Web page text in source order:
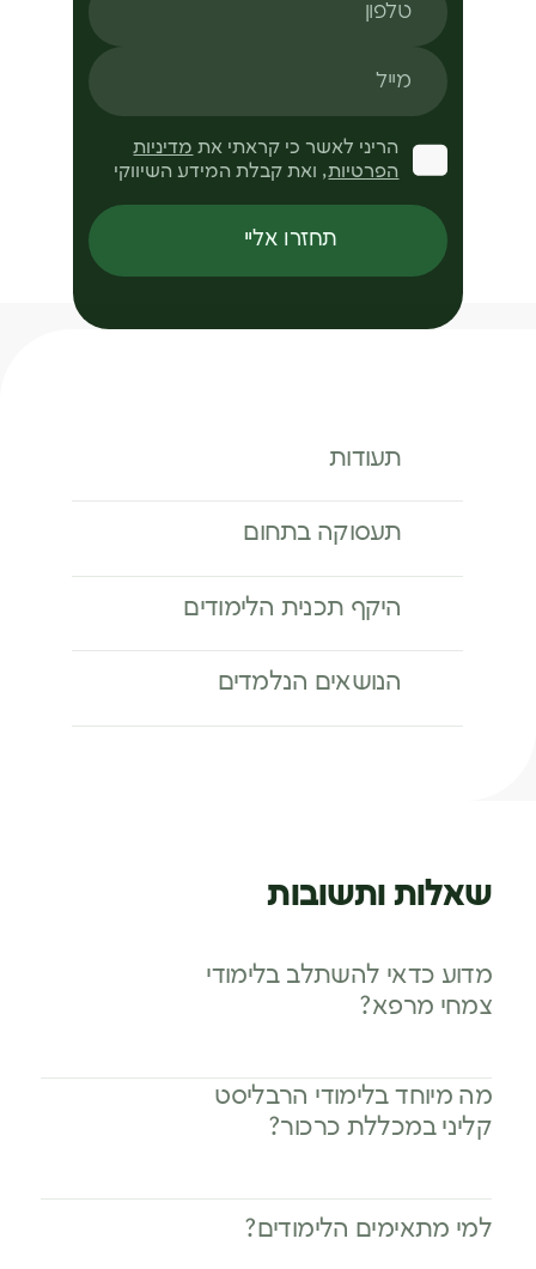
מייל
הריני לאשר כי קראתי את מדיניות
הפרטיות, ואת קבלת המידע השיווקי
תחזרו אליי
תעודות
תעסוקה בתחום
היקף תכנית הלימודים
הנושאים הנלמדים
שאלות ותשובות
מדוע כדאי להשתלב בלימודי
צמחי מרפא?
מה מיוחד בלימודי הרבליסט
קליני במכללת כרכור?
למי מתאימים הלימודים?